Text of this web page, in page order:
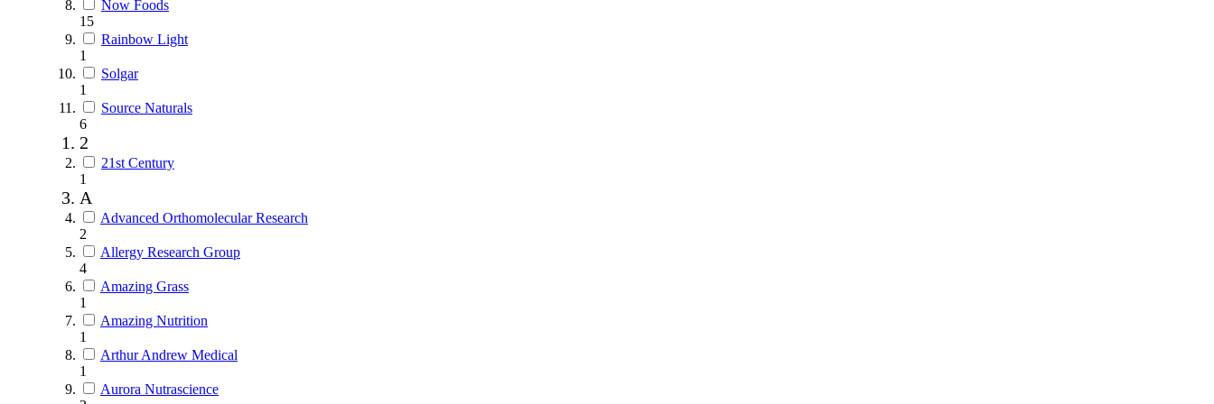
Now Foods
15
Rainbow Light
1
Solgar
1
Source Naturals
6
2
21st Century
1
A
Advanced Orthomolecular Research
2
Allergy Research Group
4
Amazing Grass
1
Amazing Nutrition
1
Arthur Andrew Medical
1
Aurora Nutrascience